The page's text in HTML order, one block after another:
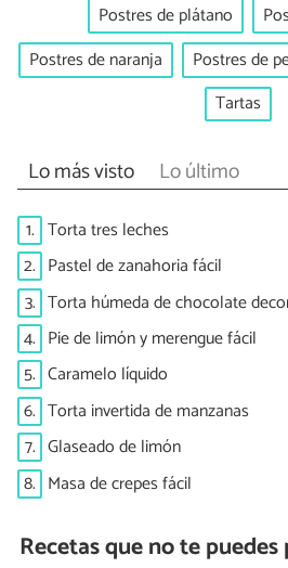
Postres de plátano
Postres de naranja
Postres de
Tartas
Lo más visto Lo último
1. Torta tres leches
2. Pastel de zanahoria fácil
3. Torta húmeda de chocolate
4. Pie de limón y merengue fácil
5. Caramelo líquido
6. Torta invertida de manzanas
7. Glaseado de limón
8. Masa de crepes fácil
Recetas que no te